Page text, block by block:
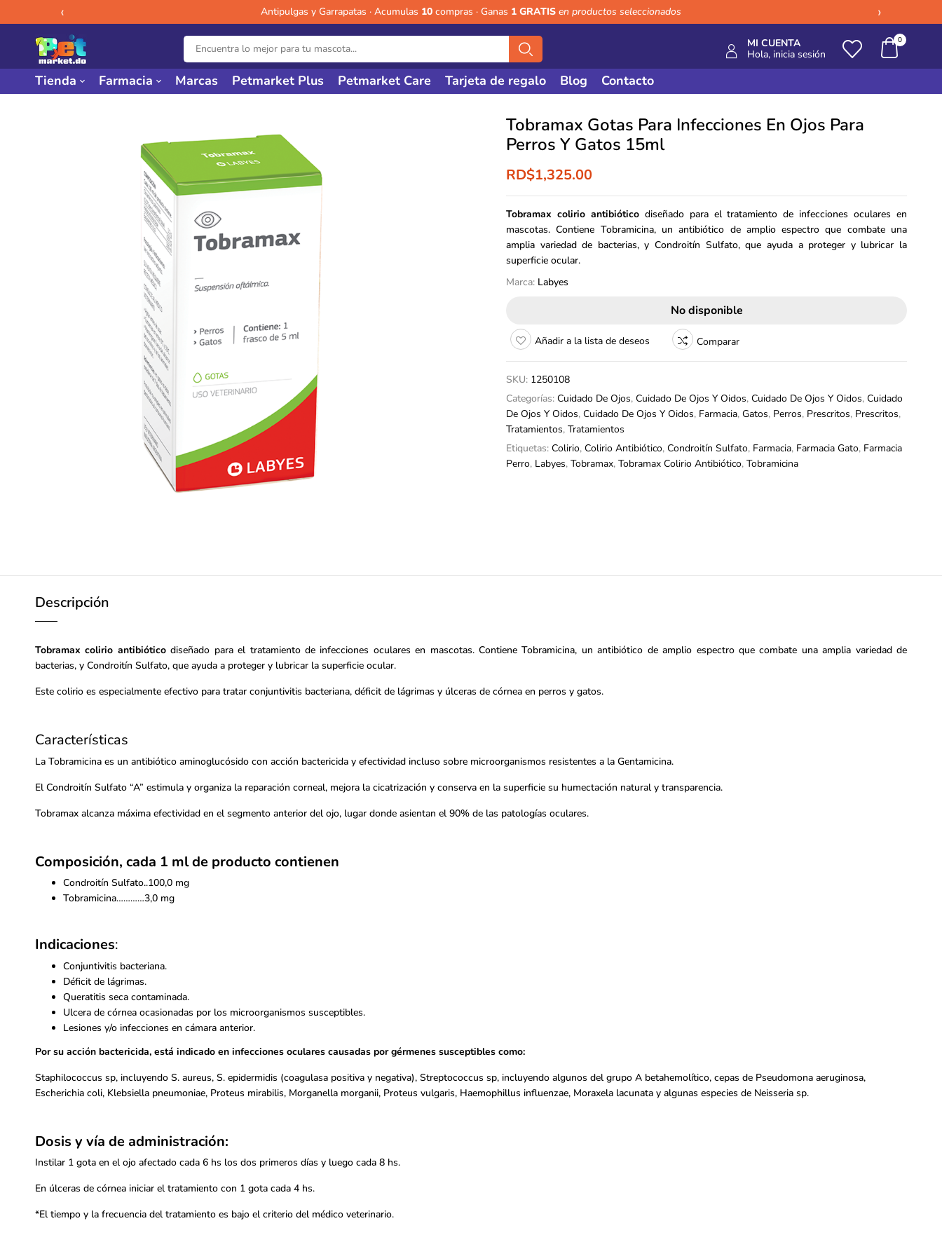
‹ Antipulgas y Garrapatas · Acumulas 10 compras · Ganas 1 GRATIS en productos seleccionados ›
MI CUENTA
Hola, inicia sesión
0
Tienda Farmacia Marcas Petmarket Plus Petmarket Care Tarjeta de regalo Blog Contacto
Tobramax Gotas Para Infecciones En Ojos Para
Perros Y Gatos 15ml
RD$1,325.00
Tobramax colirio antibióticodiseñado para el tratamiento de infecciones oculares en
mascotas. Contiene Tobramicina, un antibiótico de amplio espectro que combate una
amplia variedad de bacterias, y Condroitín Sulfato, que ayuda a proteger y lubricar la
superficie ocular.
Marca: Labyes
No disponible
Añadir a la lista de deseos Comparar
SKU: 1250108
Categorías: Cuidado De Ojos, Cuidado De Ojos Y Oidos, Cuidado De Ojos Y Oidos, Cuidado
De Ojos Y Oidos, Cuidado De Ojos Y Oidos, Farmacia, Gatos, Perros, Prescritos, Prescritos,
Tratamientos, Tratamientos
Etiquetas: Colirio, Colirio Antibiótico, Condroitín Sulfato, Farmacia, Farmacia Gato, Farmacia
Perro, Labyes, Tobramax, Tobramax Colirio Antibiótico, Tobramicina
Descripción
Tobramax colirio antibióticodiseñado para el tratamiento de infecciones oculares en mascotas. Contiene Tobramicina, un antibiótico de amplio espectro que combate una amplia variedad de
bacterias, y Condroitín Sulfato, que ayuda a proteger y lubricar la superficie ocular.
Este colirio es especialmente efectivo para tratar conjuntivitis bacteriana, déficit de lágrimas y úlceras de córnea en perros y gatos.
Características
La Tobramicina es un antibiótico aminoglucósido con acción bactericida y efectividad incluso sobre microorganismos resistentes a la Gentamicina.
El Condroitín Sulfato “A” estimula y organiza la reparación corneal, mejora la cicatrización y conserva en la superficie su humectación natural y transparencia.
Tobramax alcanza máxima efectividad en el segmento anterior del ojo, lugar donde asientan el 90% de las patologías oculares.
Composición, cada 1 ml de producto contienen
Condroitín Sulfato..100,0 mg
Tobramicina…………3,0 mg
Indicaciones:
Conjuntivitis bacteriana.
Déficit de lágrimas.
Queratitis seca contaminada.
Ulcera de córnea ocasionadas por los microorganismos susceptibles.
Lesiones y/o infecciones en cámara anterior.
Por su acción bactericida, está indicado en infecciones oculares causadas por gérmenes susceptibles como:
Staphilococcus sp, incluyendo S. aureus, S. epidermidis (coagulasa positiva y negativa), Streptococcus sp, incluyendo algunos del grupo A betahemolítico, cepas de Pseudomona aeruginosa,
Escherichia coli, Klebsiella pneumoniae, Proteus mirabilis, Morganella morganii, Proteus vulgaris, Haemophillus influenzae, Moraxela lacunata y algunas especies de Neisseria sp.
Dosis y vía de administración:
Instilar 1 gota en el ojo afectado cada 6 hs los dos primeros días y luego cada 8 hs.
En úlceras de córnea iniciar el tratamiento con 1 gota cada 4 hs.
*El tiempo y la frecuencia del tratamiento es bajo el criterio del médico veterinario.